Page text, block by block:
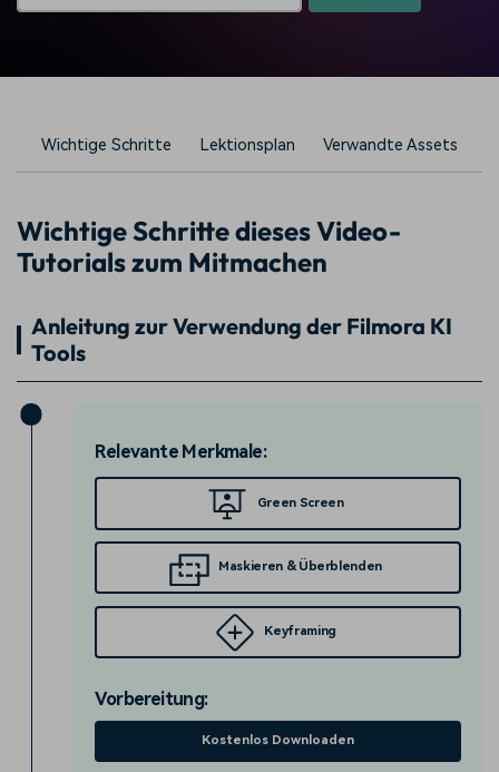
Wichtige Schritte Lektionsplan Verwandte Assets
Wichtige Schritte dieses Video-
Tutorials zum Mitmachen
Anleitung zur Verwendung der Filmora KI
Tools
Relevante Merkmale:
Green Screen
Maskieren & Überblenden
Keyframing
Vorbereitung:
Kostenlos Downloaden